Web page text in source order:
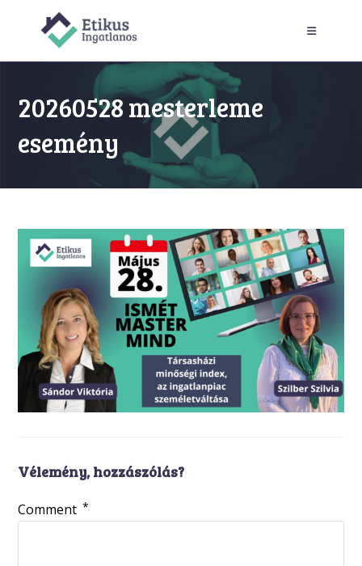
20260528 mesterleme
esemény
Vélemény, hozzászólás?
Comment *